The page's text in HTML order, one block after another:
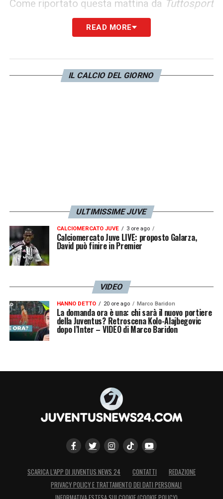
Come riportato questa mattina da Tuttosport
è pronto a tornare dal primo minuto
mentre sarebbe ancora da sciogliere il
Locatellida un lato eDouglas Luiz
READ MORE
IL CALCIO DEL GIORNO
ULTIMISSIME JUVE
CALCIOMERCATO JUVE 3 ore ago
Calciomercato Juve LIVE: proposto Galarza,
David può finire in Premier
VIDEO
HANNO DETTO 20 ore ago Marco Baridon
La domanda ora è una: chi sarà il nuovo portiere
della Juventus? Retroscena Kolo-Alajbegovic
dopo l’Inter – VIDEO di Marco Baridon
SCARICA L’APP DI JUVENTUS NEWS 24 CONTATTI
REDAZIONE
PRIVACY POLICY E TRATTAMENTO DEI DATI PERSONALI